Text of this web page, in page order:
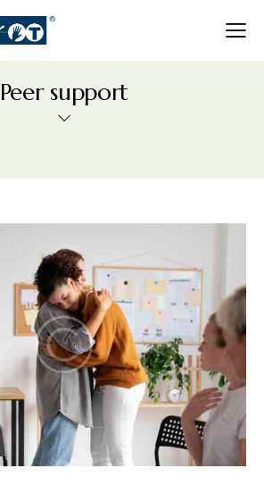
Peer support